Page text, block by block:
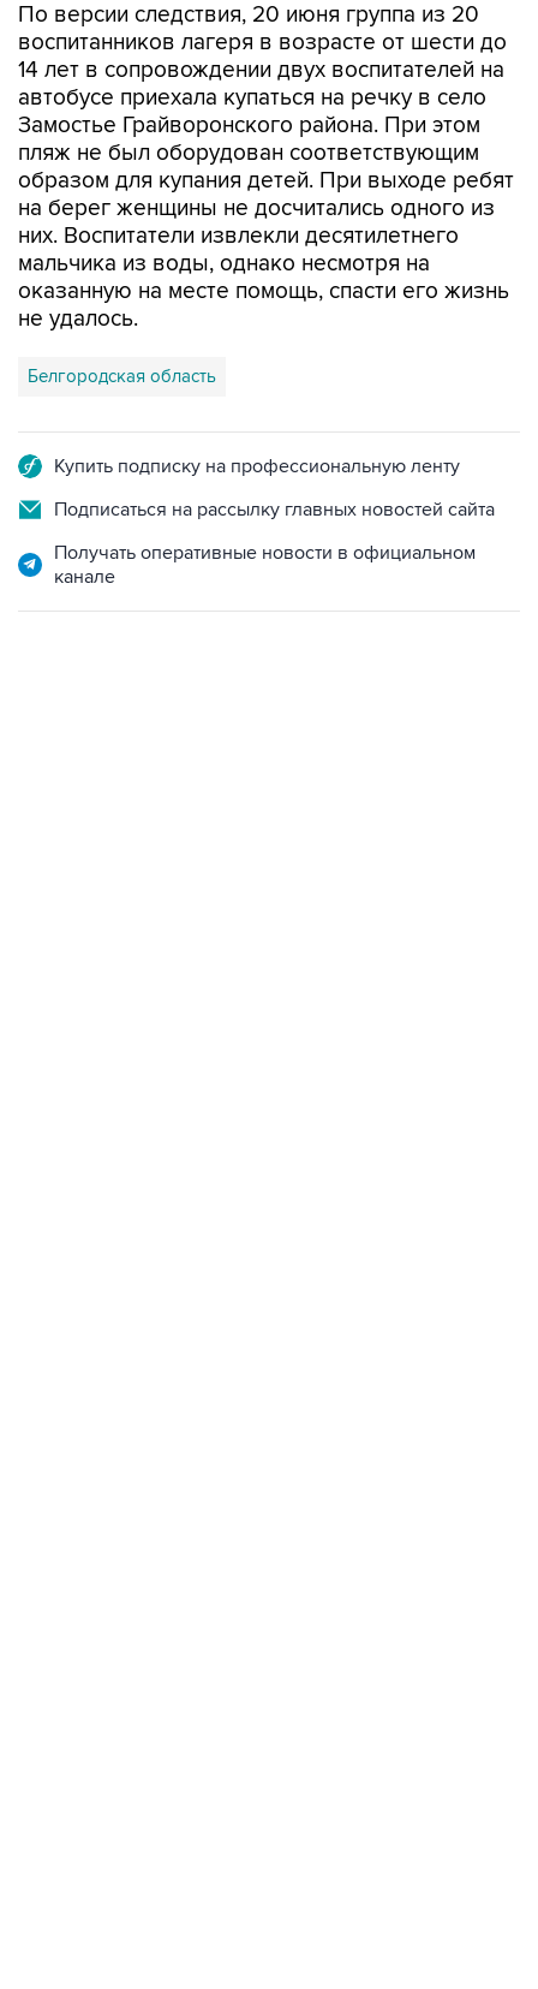
По версии следствия, 20 июня группа из 20
воспитанников лагеря в возрасте от шести до
14 лет в сопровождении двух воспитателей на
автобусе приехала купаться на речку в село
Замостье Грайворонского района. При этом
пляж не был оборудован соответствующим
образом для купания детей. При выходе ребят
на берег женщины не досчитались одного из
них. Воспитатели извлекли десятилетнего
мальчика из воды, однако несмотря на
оказанную на месте помощь, спасти его жизнь
не удалось.
Белгородская область
Купить подписку на профессиональную ленту
Подписаться на рассылку главных новостей сайта
Получать оперативные новости в официальном
канале